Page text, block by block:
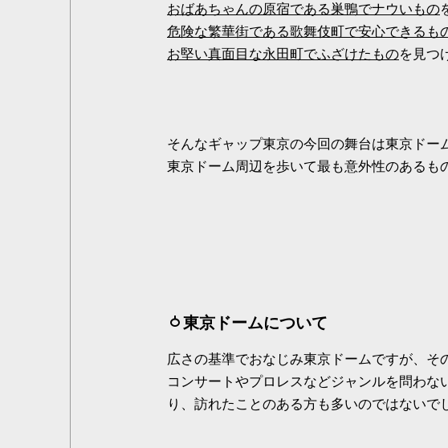
おばあちゃんの原宿である巣鴨でナウいもの
危険な繁華街である歌舞伎町で安心できるも
お堅い真面目な永田町でふざけたものを見つ
そんなギャップ東京の今回の舞台は東京ドー
東京ドーム周辺を歩いて最も意外性のあるも
東京ドームについて
広さの基準でおなじみ東京ドームですが、そ
コンサートやプロレスなどジャンルを問わな
り、訪れたことのある方も多いのではないで